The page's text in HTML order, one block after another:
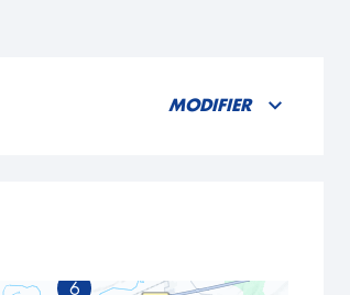
MODIFIER
6